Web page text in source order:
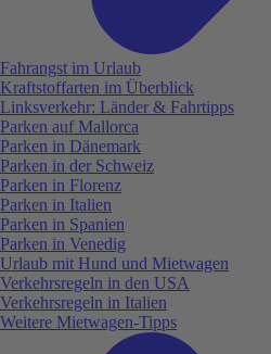
Fahrangst im Urlaub
Kraftstoffarten im Überblick
Linksverkehr: Länder & Fahrtipps
Parken auf Mallorca
Parken in Dänemark
Parken in der Schweiz
Parken in Florenz
Parken in Italien
Parken in Spanien
Parken in Venedig
Urlaub mit Hund und Mietwagen
Verkehrsregeln in den USA
Verkehrsregeln in Italien
Weitere Mietwagen-Tipps